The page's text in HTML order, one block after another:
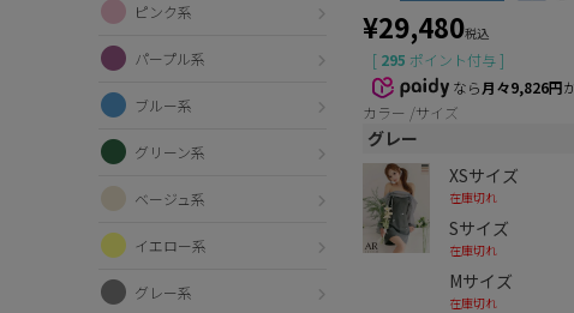
ピンク系
パープル系
ブルー系
グリーン系
ベージュ系
イエロー系
グレー系
¥29,480税込
[ 295 ポイント付与 ]
なら月々9,826円
カラー
サイズ
グレー
XSサイズ
在庫切れ
Sサイズ
在庫切れ
Mサイズ
在庫切れ